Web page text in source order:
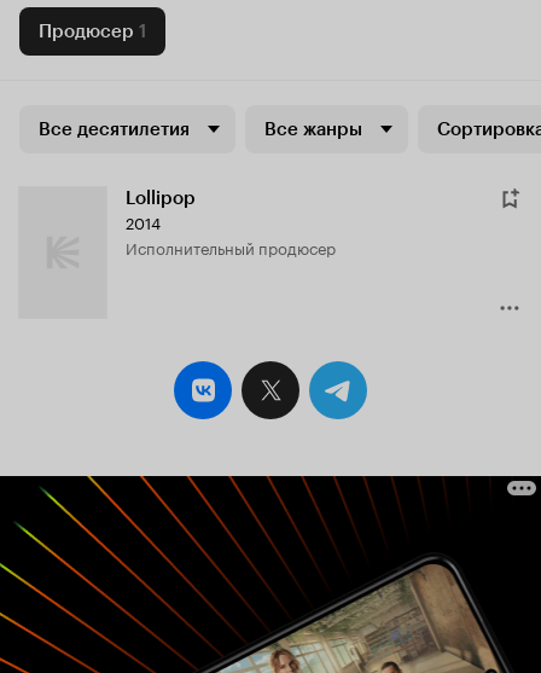
Продюсер 1
Все десятилетия Все жанры
Lollipop
2014
исполнительный продюсер